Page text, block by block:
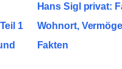
1
Hans Sigl privat:
Wohnort,
Fakten